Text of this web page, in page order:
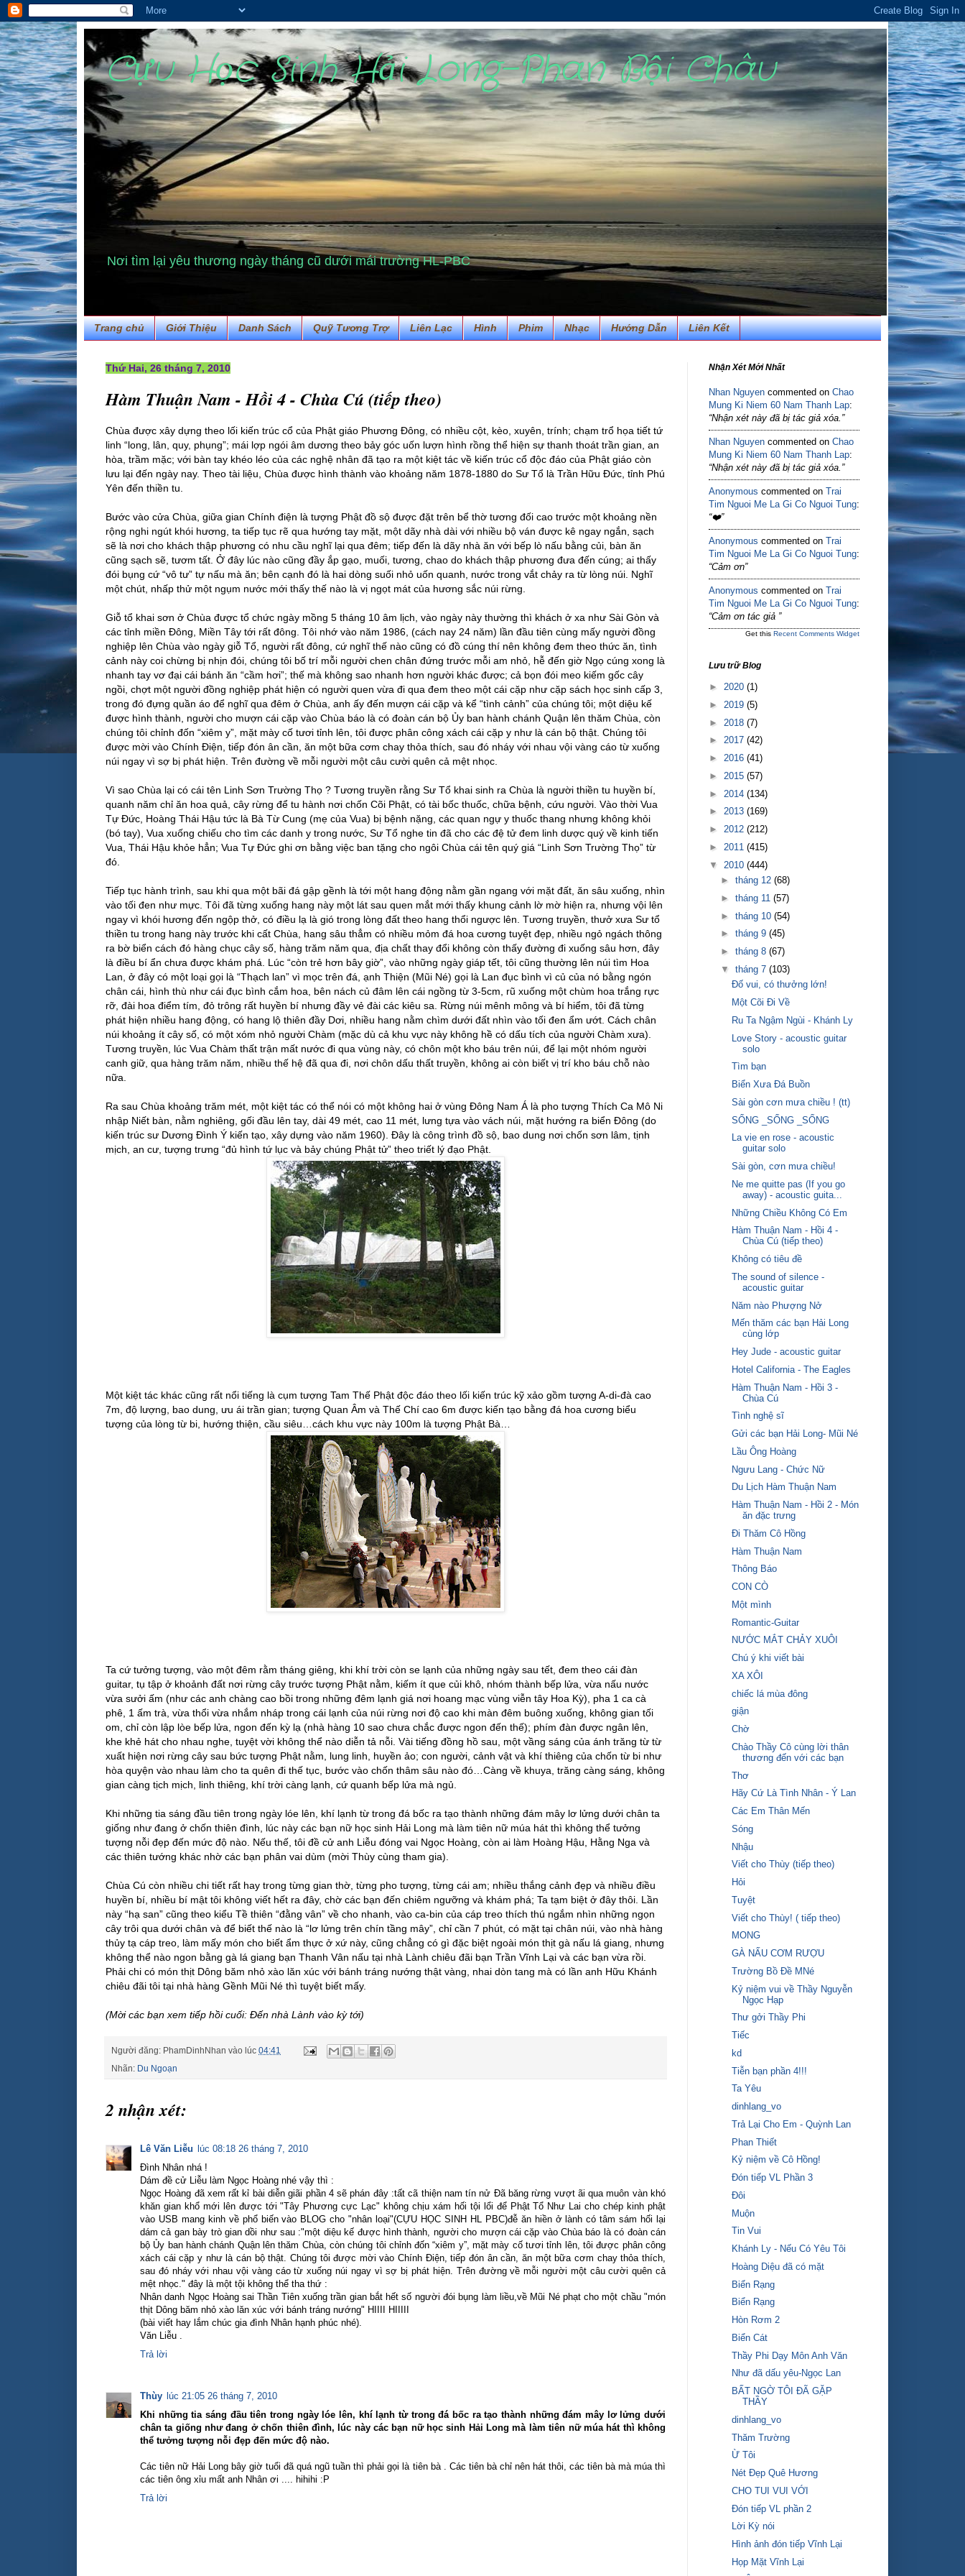
Cựu Học Sinh Hải Long-Phan Bội Châu
Nơi tìm lại yêu thương ngày tháng cũ dưới mái trường HL-PBC
Trang chủ Giới Thiệu Danh Sách Quỹ Tương Trợ Liên Lạc Hình Phim Nhạc Hướng Dẫn Liên Kết
Thứ Hai, 26 tháng 7, 2010
Hàm Thuận Nam - Hồi 4 - Chùa Cú (tiếp theo)
Chùa được xây dựng theo lối kiến trúc cổ của Phật giáo Phương Đông, có nhiều cột, kèo, xuyên, trính; chạm trổ họa tiết tứ
linh “long, lân, quy, phụng”; mái lợp ngói âm dương theo bảy góc uốn lượn hình rồng thể hiện sự thanh thoát trần gian, an
hòa, trầm mặc; với bàn tay khéo léo của các nghệ nhân đã tạo ra một kiệt tác về kiến trúc cổ độc đáo của Phật giáo còn
lưu lại đến ngày nay. Theo tài liệu, Chùa được hình thành vào khoảng năm 1878-1880 do Sư Tổ là Trần Hữu Đức, tỉnh Phú
Yên đến thiền tu.
Bước vào cửa Chùa, giữa gian Chính điện là tượng Phật đồ sộ được đặt trên bể thờ tương đối cao trước một khoảng nền
rộng nghi ngút khói hương, ta tiếp tục rẽ qua hướng tay mặt, một dãy nhà dài với nhiều bộ ván được kê ngay ngắn, sạch
sẽ là nơi cho khách thập phương có nhu cầu nghĩ lại qua đêm; tiếp đến là dãy nhà ăn với bếp lò nấu bằng củi, bàn ăn
cũng sạch sẽ, tươm tất. Ở đây lúc nào cũng đầy ắp gạo, muối, tương, chao do khách thập phương đưa đến cúng; ai thấy
đói bụng cứ “vô tư” tự nấu mà ăn; bên cạnh đó là hai dòng suối nhỏ uốn quanh, nước trong vắt chảy ra từ lòng núi. Nghĩ
một chút, nhấp thử một ngụm nước mới thấy thế nào là vị ngọt mát của hương sắc núi rừng.
Giỗ tổ khai sơn ở Chùa được tổ chức ngày mồng 5 tháng 10 âm lịch, vào ngày này thường thì khách ở xa như Sài Gòn và
các tỉnh miền Đông, Miền Tây tới rất đông. Tôi nhớ vào năm 1986, (cách nay 24 năm) lần đầu tiên cùng mấy người đồng
nghiệp lên Chùa vào ngày giỗ Tổ, người rất đông, cứ nghĩ thế nào cũng có đồ cúng thí nên không đem theo thức ăn, tình
cảnh này coi chừng bị nhịn đói, chúng tôi bố trí mỗi người chen chân đứng trước mỗi am nhỏ, hễ đến giờ Ngọ cúng xong là
nhanh tay vơ đại cái bánh ăn “cầm hơi”; thế mà không sao nhanh hơn người khác được; cả bọn đói meo kiếm gốc cây
ngồi, chợt một người đồng nghiệp phát hiện có người quen vừa đi qua đem theo một cái cặp như cặp sách học sinh cấp 3,
trong đó đựng quần áo để nghĩ qua đêm ở Chùa, anh ấy đến mượn cái cặp và kể “tình cảnh” của chúng tôi; một diệu kế
được hình thành, người cho mượn cái cặp vào Chùa báo là có đoàn cán bộ Ủy ban hành chánh Quận lên thăm Chùa, còn
chúng tôi chỉnh đốn “xiêm y”, mặt mày cố tươi tỉnh lên, tôi được phân công xách cái cặp y như là cán bộ thật. Chúng tôi
được mời vào Chính Điện, tiếp đón ân cần, ăn một bữa cơm chay thỏa thích, sau đó nháy với nhau vội vàng cáo từ xuống
núi ngay vì sợ bị phát hiện. Trên đường về mỗi người một câu cười quên cả mệt nhọc.
Vì sao Chùa lại có cái tên Linh Sơn Trường Thọ ? Tương truyền rằng Sư Tổ khai sinh ra Chùa là người thiền tu huyền bí,
quanh năm chỉ ăn hoa quả, cây rừng để tu hành nơi chốn Cõi Phật, có tài bốc thuốc, chữa bệnh, cứu người. Vào thời Vua
Tự Đức, Hoàng Thái Hậu tức là Bà Từ Cung (mẹ của Vua) bị bệnh nặng, các quan ngự y thuốc thang nhưng không khỏi
(bó tay), Vua xuống chiếu cho tìm các danh y trong nước, Sư Tổ nghe tin đã cho các đệ tử đem linh dược quý về kinh tiến
Vua, Thái Hậu khỏe hẳn; Vua Tự Đức ghi ơn bằng việc ban tặng cho ngôi Chùa cái tên quý giá “Linh Sơn Trường Thọ” từ
đó.
Tiếp tục hành trình, sau khi qua một bãi đá gập gềnh là tới một hang động nằm gần ngang với mặt đất, ăn sâu xuống, nhìn
vào tối đen như mực. Tôi đã từng xuống hang này một lát sau quen mắt mới thấy khung cảnh lờ mờ hiện ra, nhưng vội lên
ngay vì khói hương đến ngộp thở, có điều lạ là gió trong lòng đất theo hang thổi ngược lên. Tương truyền, thưở xưa Sư tổ
thiền tu trong hang này trước khi cất Chùa, hang sâu thẳm có nhiều mỏm đá hoa cương tuyệt đẹp, nhiều ngỏ ngách thông
ra bờ biển cách đó hàng chục cây số, hàng trăm năm qua, địa chất thay đổi không còn thấy đường đi xuống sâu hơn, đây
là điều bí ẩn chưa được khám phá. Lúc “còn trẻ hơn bây giờ”, vào những ngày giáp tết, tôi cũng thường lên núi tìm Hoa
Lan, ở đây có một loại gọi là “Thạch lan” vì mọc trên đá, ạnh Thiện (Mũi Né) gọi là Lan đục bình vì củ của nó bằng ngón
chân cái, hình thù như cái đục bình cắm hoa, bên nách củ đâm lên cái ngồng từ 3-5cm, rũ xuống một chùm hoa trắng rực
rỡ, đài hoa điểm tím, đỏ trông rất huyền bí nhưng đầy vẻ đài các kiêu sa. Rừng núi mênh mông và bí hiểm, tôi đã từng
phát hiện nhiều hang động, có hang lộ thiên đầy Dơi, nhiều hang nằm chìm dưới đất nhìn vào tối đen ẩm ướt. Cách chân
núi khoảng ít cây số, có một xóm nhỏ người Chàm (mặc dù cả khu vực này không hề có dấu tích của người Chàm xưa).
Tương truyền, lúc Vua Chàm thất trận mất nước đi qua vùng này, có chôn một kho báu trên núi, để lại một nhóm người
canh giữ, qua hàng trăm năm, nhiều thế hệ đã qua đi, nơi chôn dấu thất truyền, không ai còn biết vị trí kho báu chỗ nào
nữa.
Ra sau Chùa khoảng trăm mét, một kiệt tác có thể nói có một không hai ở vùng Đông Nam Á là pho tượng Thích Ca Mô Ni
nhập Niết bàn, nằm nghiêng, gối đầu lên tay, dài 49 mét, cao 11 mét, lưng tựa vào vách núi, mặt hướng ra biển Đông (do
kiến trúc sư Dương Đình Ý kiến tạo, xây dựng vào năm 1960). Đây là công trình đồ sộ, bao dung nơi chốn sơn lâm, tịnh
mịch, an cư, tượng trưng “đủ hình tứ lục và bảy chúng Phật tử” theo triết lý đạo Phật.
Một kiệt tác khác cũng rất nổi tiếng là cụm tượng Tam Thế Phật độc đáo theo lối kiến trúc kỹ xảo gồm tượng A-di-đà cao
7m, độ lượng, bao dung, ưu ái trần gian; tượng Quan Âm và Thế Chí cao 6m được kiến tạo bằng đá hoa cương biểu
tượng của lòng từ bi, hướng thiện, cầu siêu…cách khu vực này 100m là tượng Phật Bà…
Ta cứ tưởng tượng, vào một đêm rằm tháng giêng, khi khí trời còn se lạnh của những ngày sau tết, đem theo cái đàn
guitar, tụ tập ở khoảnh đất nơi rừng cây trước tượng Phật nằm, kiếm ít que củi khô, nhóm thành bếp lửa, vừa nấu nước
vừa sưởi ấm (như các anh chàng cao bồi trong những đêm lạnh giá nơi hoang mạc vùng viễn tây Hoa Kỳ), pha 1 ca cà
phê, 1 ấm trà, vừa thổi vừa nhắm nháp trong cái lạnh của núi rừng nơi độ cao khi màn đêm buông xuống, không gian tối
om, chỉ còn lập lòe bếp lửa, ngon đến kỳ lạ (nhà hàng 10 sao chưa chắc được ngon đến thế); phím đàn được ngân lên,
khe khẻ hát cho nhau nghe, tuyệt vời không thể nào diễn tả nỗi. Vài tiếng đồng hồ sau, một vầng sáng của ánh trăng từ từ
xuất hiện nơi rừng cây sau bức tượng Phật nằm, lung linh, huyền ảo; con người, cảnh vật và khí thiêng của chốn từ bi như
hòa quyện vào nhau làm cho ta quên đi thế tục, bước vào chốn thâm sâu nào đó…Càng về khuya, trăng càng sáng, không
gian càng tịch mịch, linh thiêng, khí trời càng lạnh, cứ quanh bếp lửa mà ngủ.
Khi những tia sáng đầu tiên trong ngày lóe lên, khí lạnh từ trong đá bốc ra tạo thành những đám mây lơ lửng dưới chân ta
giống như đang ở chốn thiên đình, lúc này các bạn nữ học sinh Hải Long mà làm tiên nữ múa hát thì không thể tưởng
tượng nỗi đẹp đến mức độ nào. Nếu thế, tôi đề cử anh Liễu đóng vai Ngọc Hoàng, còn ai làm Hoàng Hậu, Hằng Nga và
các thiên tướng khác nhờ các bạn phân vai dùm (mời Thùy cùng tham gia).
Chùa Cú còn nhiều chi tiết rất hay trong từng gian thờ, từng pho tượng, từng cái am; nhiều thắng cảnh đẹp và nhiều điều
huyền bí, nhiều bí mật tôi không viết hết ra đây, chờ các bạn đến chiêm ngưỡng và khám phá; Ta tạm biệt ở đây thôi. Lần
này “hạ san” cũng theo kiểu Tề thiên “đằng vân” về cho nhanh, vào ca-bin của cáp treo thích thú ngắm nhìn những ngọn
cây trôi qua dưới chân và để biết thế nào là “lơ lửng trên chín tầng mây”, chỉ cần 7 phút, có mặt tại chân núi, vào nhà hàng
thủy tạ cáp treo, làm mấy món cho biết ẩm thực ở xứ này, cũng chẳng có gì đặc biệt ngoài món thịt gà nấu lá giang, nhưng
không thể nào ngon bằng gà lá giang bạn Thanh Vân nấu tại nhà Lành chiêu đãi bạn Trần Vĩnh Lại và các bạn vừa rồi.
Phải chi có món thịt Dông băm nhỏ xào lăn xúc với bánh tráng nướng thật vàng, nhai dòn tang mà có lần anh Hữu Khánh
chiêu đãi tôi tại nhà hàng Gềnh Mũi Né thì tuyệt biết mấy.
(Mời các bạn xem tiếp hồi cuối: Đến nhà Lành vào kỳ tới)
Người đăng: PhamDinhNhan vào lúc 04:41
Nhãn: Du Ngoạn
2 nhận xét:
Lê Văn Liễu
lúc 08:18 26 tháng 7, 2010
Đình Nhân nhá !
Dám đề cử Liễu làm Ngọc Hoàng nhé vậy thì :
Ngọc Hoàng đã xem rất kỉ bài diễn giãi phần 4 sẽ phán đây :tất cã thiện nam tín nử Đã băng rừng vượt ãi qua muôn vàn khó
khăn gian khổ mới lên được tới "Tây Phương cực Lạc" không chịu xám hối tội lổi để Phật Tổ Như Lai cho chép kinh phật
vào USB mang kinh về phổ biến vào BLOG cho "nhân loại"(CỰU HỌC SINH HL PBC)đễ ăn hiền ở lành có tâm sám hối lại
dám cả gan bày trò gian dồi như sau :"một diệu kế được hình thành, người cho mượn cái cặp vào Chùa báo là có đoàn cán
bộ Ủy ban hành chánh Quận lên thăm Chùa, còn chúng tôi chỉnh đốn “xiêm y”, mặt mày cố tươi tỉnh lên, tôi được phân công
xách cái cặp y như là cán bộ thật. Chúng tôi được mời vào Chính Điện, tiếp đón ân cần, ăn một bữa cơm chay thỏa thích,
sau đó nháy với nhau vội vàng cáo từ xuống núi ngay vì sợ bị phát hiện. Trên đường về mỗi người một câu cười quên cả
mệt nhọc." đây là một tội không thể tha thứ :
Nhân danh Ngọc Hoàng sai Thần Tiên xuống trần gian bắt hết số người đói bụng làm liều,về Mũi Né phạt cho một chầu "món
thịt Dông băm nhỏ xào lăn xúc với bánh tráng nướng" HIIII HIIIII
(bài viết hay lắm chúc gia đình Nhân hạnh phúc nhé).
Văn Liễu .
Trả lời
Thùy lúc 21:05 26 tháng 7, 2010
Khi những tia sáng đầu tiên trong ngày lóe lên, khí lạnh từ trong đá bốc ra tạo thành những đám mây lơ lửng dưới
chân ta giống như đang ở chốn thiên đình, lúc này các bạn nữ học sinh Hải Long mà làm tiên nữ múa hát thì không
thể tưởng tượng nỗi đẹp đến mức độ nào.
Các tiên nữ Hải Long bây giờ tuổi đã quá ngũ tuần thì phải gọi là tiên bà . Các tiên bà chỉ nên hát thôi, các tiên bà mà múa thì
các tiên ông xỉu mất anh Nhân ơi .... hihihi :P
Trả lời
Nhận Xét Mới Nhất
Nhan Nguyen commented on Chao
Mung Ki Niem 60 Nam Thanh Lap:
“Nhận xét này đã bị tác giả xóa.”
Nhan Nguyen commented on Chao
Mung Ki Niem 60 Nam Thanh Lap:
“Nhận xét này đã bị tác giả xóa.”
Anonymous commented on Trai
Tim Nguoi Me La Gi Co Nguoi Tung:
“❤️”
Anonymous commented on Trai
Tim Nguoi Me La Gi Co Nguoi Tung:
“Cảm ơn”
Anonymous commented on Trai
Tim Nguoi Me La Gi Co Nguoi Tung:
“Cảm ơn tác giả ”
Get this Recent Comments Widget
Lưu trữ Blog
► 2020 (1)
► 2019 (5)
► 2018 (7)
► 2017 (42)
► 2016 (41)
► 2015 (57)
► 2014 (134)
► 2013 (169)
► 2012 (212)
► 2011 (415)
▼ 2010 (444)
► tháng 12 (68)
► tháng 11 (57)
► tháng 10 (54)
► tháng 9 (45)
► tháng 8 (67)
▼ tháng 7 (103)
Đố vui, có thưởng lớn!
Một Cõi Đi Về
Ru Ta Ngậm Ngùi - Khánh Ly
Love Story - acoustic guitar
solo
Tìm bạn
Biển Xưa Đá Buồn
Sài gòn cơn mưa chiều ! (tt)
SỐNG _SỐNG _SỐNG
La vie en rose - acoustic
guitar solo
Sài gòn, cơn mưa chiều!
Ne me quitte pas (If you go
away) - acoustic guita...
Những Chiều Không Có Em
Hàm Thuận Nam - Hồi 4 -
Chùa Cú (tiếp theo)
Không có tiêu đề
The sound of silence -
acoustic guitar
Năm nào Phượng Nở
Mến thăm các bạn Hải Long
cùng lớp
Hey Jude - acoustic guitar
Hotel California - The Eagles
Hàm Thuận Nam - Hồi 3 -
Chùa Cú
Tình nghệ sĩ
Gửi các bạn Hải Long- Mũi Né
Lầu Ông Hoàng
Ngưu Lang - Chức Nữ
Du Lịch Hàm Thuận Nam
Hàm Thuận Nam - Hồi 2 - Món
ăn đặc trưng
Đi Thăm Cô Hồng
Hàm Thuận Nam
Thông Báo
CON CÒ
Một mình
Romantic-Guitar
NƯỚC MẮT CHẢY XUÔI
Chú ý khi viết bài
XA XÔI
chiếc lá mùa đông
giận
Chờ
Chào Thầy Cô cùng lời thân
thương đến với các bạn
Thơ
Hãy Cứ Là Tình Nhân - Ý Lan
Các Em Thân Mến
Sóng
Nhậu
Viết cho Thùy (tiếp theo)
Hỏi
Tuyệt
Viết cho Thùy! ( tiếp theo)
MONG
GÀ NẤU CƠM RƯỢU
Trường Bồ Đề MNé
Kỷ niệm vui về Thầy Nguyễn
Ngọc Hạp
Thư gởi Thầy Phi
Tiếc
kd
Tiễn bạn phần 4!!!
Ta Yêu
dinhlang_vo
Trả Lại Cho Em - Quỳnh Lan
Phan Thiết
Kỷ niệm về Cô Hồng!
Đón tiếp VL Phần 3
Đôi
Muộn
Tin Vui
Khánh Ly - Nếu Có Yêu Tôi
Hoàng Diệu đã có mặt
Biển Rạng
Biển Rạng
Hòn Rơm 2
Biển Cát
Thầy Phi Dạy Môn Anh Văn
Như đã dấu yêu-Ngọc Lan
BẤT NGỜ TÔI ĐÃ GẶP
THẦY
dinhlang_vo
Thăm Trường
Ừ Tôi
Nét Đẹp Quê Hương
CHO TUI VUI VỚI
Đón tiếp VL phần 2
Lời Kỳ nói
Hình ảnh đón tiếp Vĩnh Lại
Họp Mặt Vĩnh Lại